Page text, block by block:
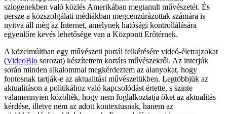
szlogenekben való közlés Amerikában megtanult művészetét. És
persze a közszolgálati médiákban megcenzúrázottak számára is
nyitva áll még az Internet, amelynek hatósági kontrollálására
egyenlőre kevés lehetősége van a Központi Erőtérnek.
A közelmúltban egy művészeti portál felkérésére videó-életrajzokat
(VideoBio sorozat) készítettem kortárs művészekről. Az interjúk
során minden alkalommal megkérdeztem az alanyokat, hogy
fontosnak tartják-e az aktualitást művészetükben. Legtöbbjük az
aktualitáson a politikához való kapcsolódást értette, s szinte
valamennyien közölték, hogy nem foglalkoztatja őket az aktualitás
kérdése, illetve nem az adott kontextusnak, hanem az